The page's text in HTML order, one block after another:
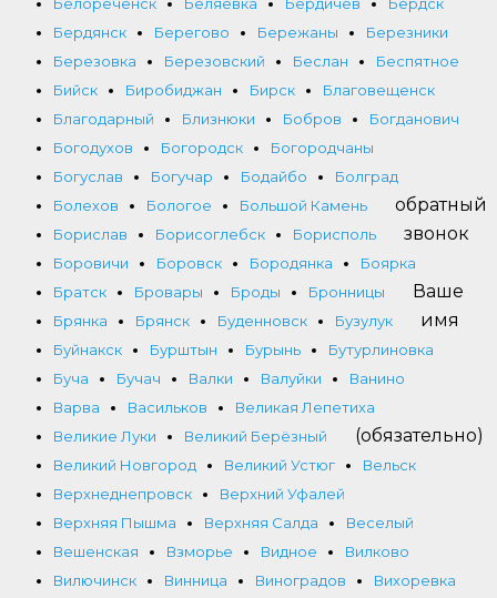
Бердянск
Берегово Бережаны
Березники
Березовка
Березовский Беслан
Беспятное
Бийск
Биробиджан Бирск
Благовещенск
Благодарный
Близнюки Бобров
Богданович
Богодухов
Богородск
Богородчаны
Богуслав
Богучар Бодайбо
Болград
Болехов
Бологое
Большой Камень
Борислав
Борисоглебск
Борисполь
Боровичи
Боровск Бородянка
Боярка
Братск
Бровары Броды
Бронницы
Брянка
Брянск Буденновск
Бузулук
Буйнакск
Бурштын Бурынь
Бутурлиновка
Буча
Бучач Валки Валуйки
Ванино
Варва
Васильков
Великая Лепетиха
Великие Луки
Великий Берёзный
Великий Новгород
Великий Устюг
Вельск
Верхнеднепровск
Верхний Уфалей
Верхняя Пышма
Верхняя Салда
Веселый
Вешенская
Взморье Видное
Вилково
Вилючинск
Винница Виноградов
Вихоревка
обратный
звонок
Ваше
имя
(обязательно)